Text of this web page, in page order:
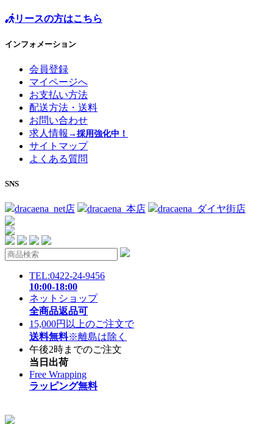
リースの方はこちら
インフォメーション
会員登録
マイページへ
お支払い方法
配送方法・送料
お問い合わせ
求人情報 →採用強化中！
サイトマップ
よくある質問
SNS
dracaena_net店 dracaena_本店 dracaena_ダイヤ街店
TEL:0422-24-9456
10:00-18:00
ネットショップ
全商品返品可
15,000円以上のご注文で
送料無料※離島は除く
午後2時までのご注文
当日出荷
Free Wrapping
ラッピング無料